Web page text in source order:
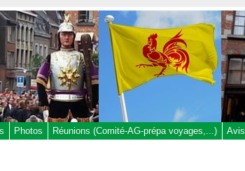
Photos Réunions (Comité-AG-prépa voyages,...) Avis